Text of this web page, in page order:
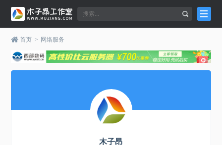
首页 > 网络服务
木子昂